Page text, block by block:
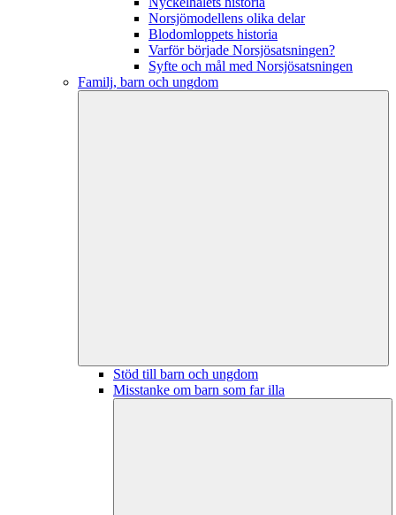
Norsjömodellens olika delar
Blodomloppets historia
Varför började Norsjösatsningen?
Syfte och mål med Norsjösatsningen
Familj, barn och ungdom
Stöd till barn och ungdom
Misstanke om barn som far illa